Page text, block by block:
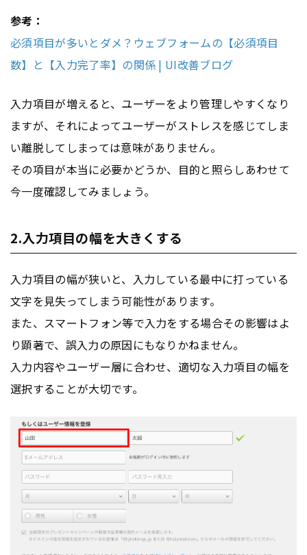
参考：
必須項目が多いとダメ？ウェブフォームの【必須項目
数】と【入力完了率】の関係 | UI改善ブログ
入力項目が増えると、ユーザーをより管理しやすくなり
ますが、それによってユーザーがストレスを感じてしま
い離脱してしまっては意味がありません。
その項目が本当に必要かどうか、目的と照らしあわせて
今一度確認してみましょう。
2.入力項目の幅を大きくする
入力項目の幅が狭いと、入力している最中に打っている
文字を見失ってしまう可能性があります。
また、スマートフォン等で入力をする場合その影響はよ
り顕著で、誤入力の原因にもなりかねません。
入力内容やユーザー層に合わせ、適切な入力項目の幅を
選択することが大切です。